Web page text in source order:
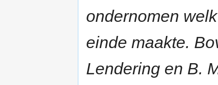
ondernomen
einde maakte.
Lendering en B.